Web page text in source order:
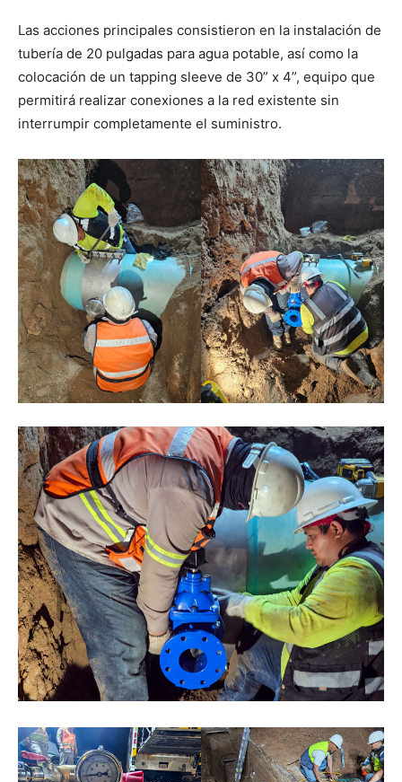
Las acciones principales consistieron en la instalación de
tubería de 20 pulgadas para agua potable, así como la
colocación de un tapping sleeve de 30” x 4”, equipo que
permitirá realizar conexiones a la red existente sin
interrumpir completamente el suministro.